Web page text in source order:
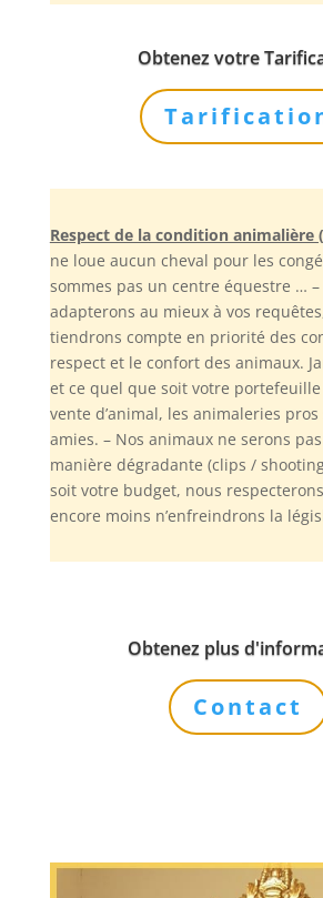
Obtenez votre
Respect de la condition animalière
ne loue aucun cheval pour les
sommes pas un centre équestre …
adapterons au mieux à vos
tiendrons compte en priorité des
respect et le confort des animaux.
et ce quel que soit votre portefeuille
vente d’animal, les animaleries pros
amies. – Nos animaux ne serons
manière dégradante (clips /
soit votre budget, nous
encore moins n’enfreindrons la
Obtenez plus
Contact